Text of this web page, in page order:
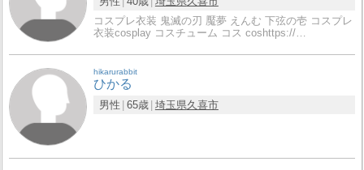
コスプレ衣装 鬼滅の刃 魘夢 えんむ 下弦の壱 コスプレ
衣装cosplay コスチューム コス coshttps://…
hikarurabbit
ひかる
男性 65歳 埼玉県久喜市